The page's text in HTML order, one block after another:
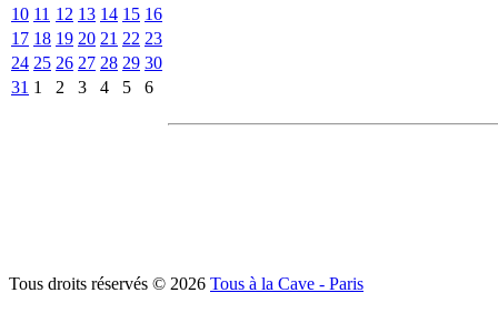
10 11 12 13 14 15 16
17 18 19 20 21 22 23
24 25 26 27 28 29 30
31 1 2 3 4 5 6
Tous droits réservés © 2026 Tous à la Cave - Paris